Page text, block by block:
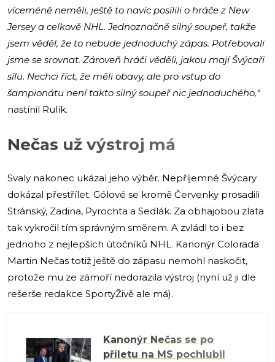
víceméně neměli, ještě to navíc posílili o hráče z New
Jersey a celkově NHL. Jednoznačně silný soupeř, takže
jsem věděl, že to nebude jednoduchý zápas. Potřebovali
jsme se srovnat. Zároveň hráči věděli, jakou mají Švýcaři
sílu. Nechci říct, že měli obavy, ale pro vstup do
šampionátu není takto silný soupeř nic jednoduchého,“
nastínil Rulík.
Nečas už výstroj má
Svaly nakonec ukázal jeho výběr. Nepříjemné Švýcary
dokázal přestřílet. Gólové se kromě Červenky prosadili
Stránský, Zadina, Pyrochta a Sedlák. Za obhajobou zlata
tak vykročil tím správným směrem. A zvládl to i bez
jednoho z nejlepších útočníků NHL. Kanonýr Colorada
Martin Nečas totiž ještě do zápasu nemohl naskočit,
protože mu ze zámoří nedorazila výstroj (nyní už ji dle
rešerše redakce SportyŽivě ale má).
Kanonýr Nečas se po
příletu na MS pochlubil